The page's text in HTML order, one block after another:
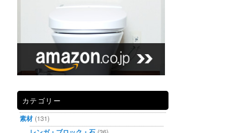
カテゴリー
素材 (131)